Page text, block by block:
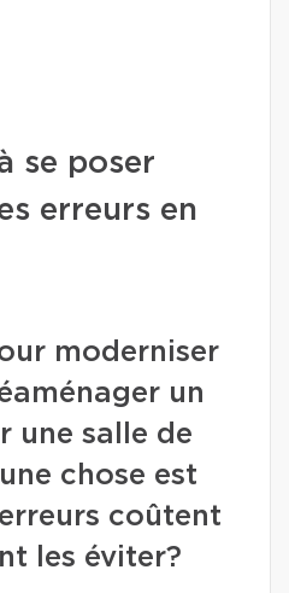
se poser
erreurs en
moderniser
un
une salle de
chose est
coûtent
les éviter?